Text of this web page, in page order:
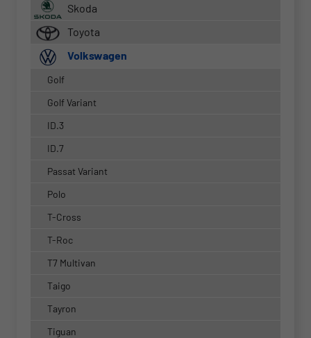
Skoda
Toyota
Volkswagen
Golf
Golf Variant
ID.3
ID.7
Passat Variant
Polo
T-Cross
T-Roc
T7 Multivan
Taigo
Tayron
Tiguan